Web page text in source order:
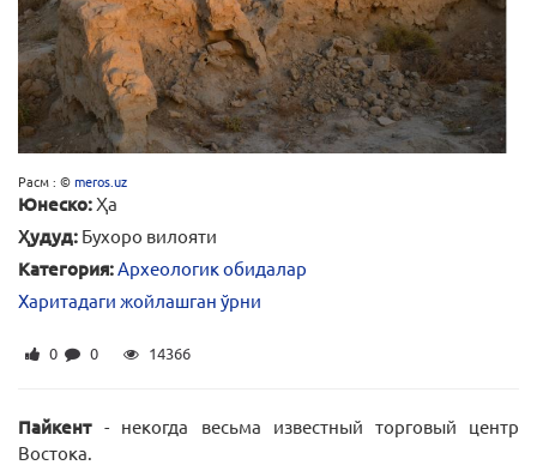
Расм : ©meros.uz
Юнеско: Ҳа
Ҳудуд: Бухоро вилояти
Категория:Археологик обидалар
Харитадаги жойлашган ўрни
0 0 14366
Пайкент- некогда весьма известный торговый центр
Востока.